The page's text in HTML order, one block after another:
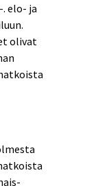
elo- ja
olivat